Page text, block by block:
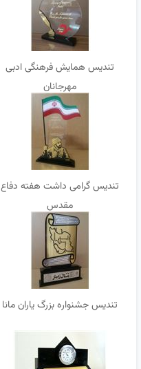
تندیس همایش فرهنگی ادبی
مهرجانان
تندیس گرامی داشت هفته دفاع
مقدس
تندیس جشنواره بزرگ یاران مانا